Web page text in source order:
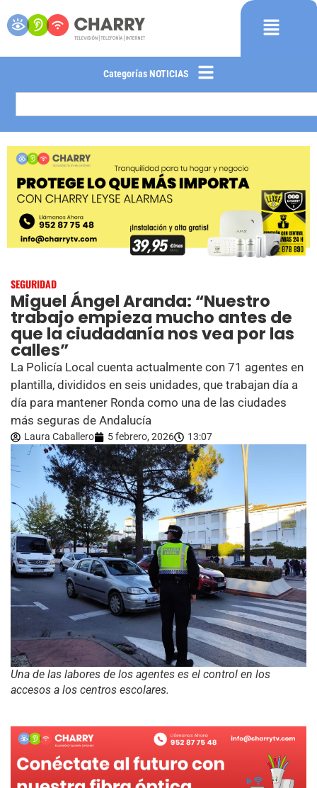
Categorías NOTICIAS
SEGURIDAD
Miguel Ángel Aranda: “Nuestro
trabajo empieza mucho antes de
que la ciudadanía nos vea por las
calles”
La Policía Local cuenta actualmente con 71 agentes en
plantilla, divididos en seis unidades, que trabajan día a
día para mantener Ronda como una de las ciudades
más seguras de Andalucía
Laura Caballero 5 febrero, 2026 13:07
Una de las labores de los agentes es el control en los
accesos a los centros escolares.